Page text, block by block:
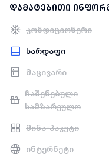
დამატებითი
კონდიციონერი
სარდაფი
მაცივარი
ჩაშენებული
სამზარეულო
მინა-პაკეტი
ინტერნეტი